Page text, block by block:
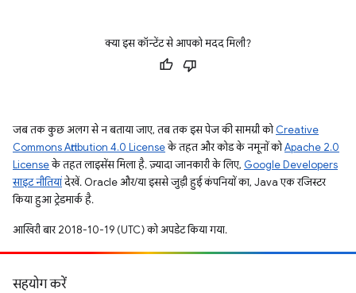
क्या इस कॉन्टेंट से आपको मदद मिली?
जब तक कुछ अलग से न बताया जाए, तब तक इस पेज की सामग्री कोCreative
Commons Attribution 4.0 Licenseके तहत और कोड के नमूनों कोApache 2.0
Licenseके तहत लाइसेंस मिला है. ज़्यादा जानकारी के लिए, Google Developers
साइट नीतियांदेखें. Oracle और/या इससे जुड़ी हुई कंपनियों का, Java एक रजिस्टर
किया हुआ ट्रेडमार्क है.
आखिरी बार 2018-10-19 (UTC) को अपडेट किया गया.
सहयोग करें